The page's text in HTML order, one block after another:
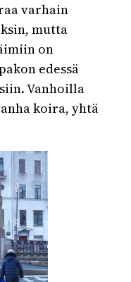
varhain
mutta
on
edessä
Vanhoilla
koira, yhtä